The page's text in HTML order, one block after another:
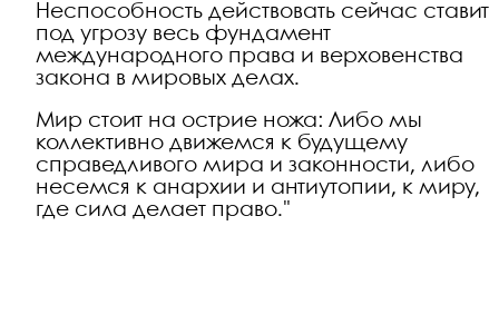
Неспособность действовать сейчас ставит
под угрозу весь фундамент
международного права и верховенства
закона в мировых делах.
Мир стоит на острие ножа: Либо мы
коллективно движемся к будущему
справедливого мира и законности, либо
несемся к анархии и антиутопии, к миру,
где сила делает право."